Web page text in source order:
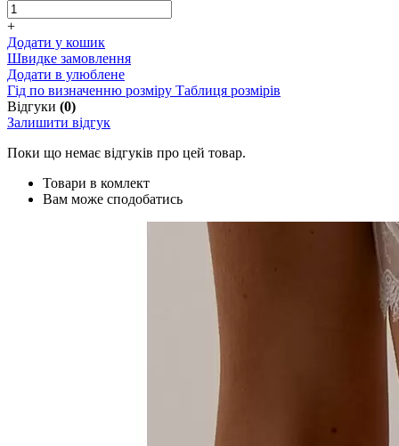
+
Додати у кошик
Швидке замовлення
Додати в улюблене
Гід по визначенню розміру Таблиця розмірів
Відгуки (0)
Залишити відгук
Поки що немає відгуків про цей товар.
Товари в комлект
Вам може сподобатись